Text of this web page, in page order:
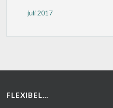
juli 2017
FLEXIBEL...